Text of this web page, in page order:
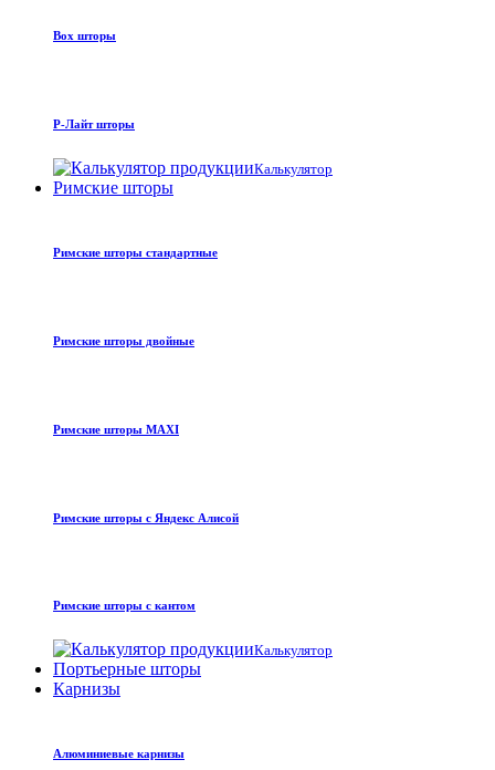
Box шторы
Р-Лайт шторы
Калькулятор
Римские шторы
Римские шторы стандартные
Римские шторы двойные
Римские шторы MAXI
Римские шторы с Яндекс Алисой
Римские шторы с кантом
Калькулятор
Портьерные шторы
Карнизы
Алюминиевые карнизы